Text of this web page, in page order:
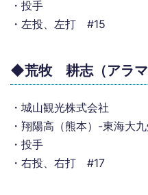
・投手
・左投、左打 #15
◆荒牧 耕志（アラ
・城山観光株式会社
・翔陽高（熊本）-東海大九
・投手
・右投、右打 #17